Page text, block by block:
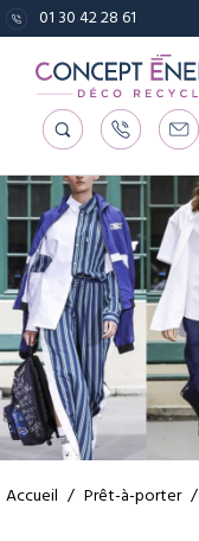
01 30 42 28 61
Accueil / Prêt-à-porter /